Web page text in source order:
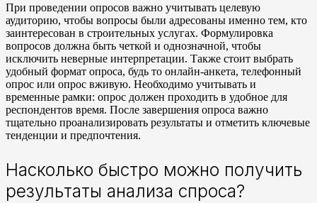
При проведении опросов важно учитывать целевую
аудиторию, чтобы вопросы были адресованы именно тем, кто
заинтересован в строительных услугах. Формулировка
вопросов должна быть четкой и однозначной, чтобы
исключить неверные интерпретации. Также стоит выбрать
удобный формат опроса, будь то онлайн-анкета, телефонный
опрос или опрос вживую. Необходимо учитывать и
временные рамки: опрос должен проходить в удобное для
респондентов время. После завершения опроса важно
тщательно проанализировать результаты и отметить ключевые
тенденции и предпочтения.
Насколько быстро можно получить
результаты анализа спроса?